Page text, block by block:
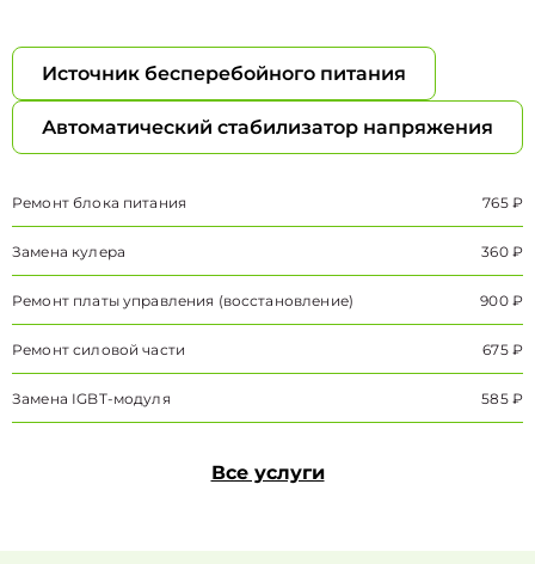
Источник бесперебойного питания
Автоматический стабилизатор напряжения
Ремонт блока питания 765 ₽
Замена кулера 360 ₽
Ремонт платы управления (восстановление) 900 ₽
Ремонт силовой части 675 ₽
Замена IGBT-модуля 585 ₽
Все услуги